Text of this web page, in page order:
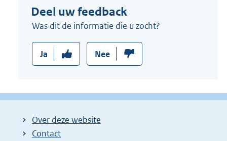
Deel uw feedback
Was dit de informatie die u zocht?
Ja Nee
Over deze website
Contact